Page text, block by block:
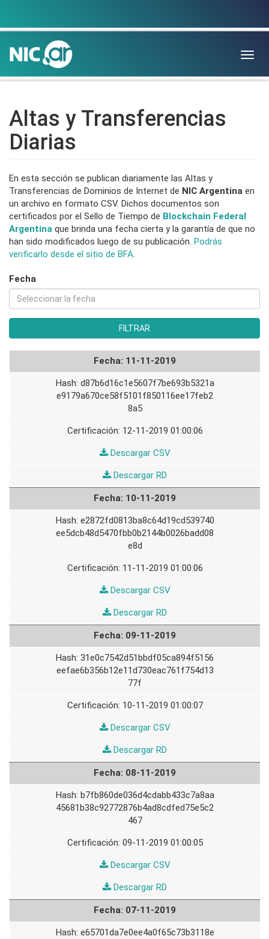
Altas y Transferencias
Diarias
En esta sección se publican diariamente las Altas y
Transferencias de Dominios de Internet de NIC Argentina en
un archivo en formato CSV. Dichos documentos son
certificados por el Sello de Tiempo de Blockchain Federal
Argentina que brinda una fecha cierta y la garantía de que no
han sido modificados luego de su publicación. Podrás
verificarlo desde el sitio de BFA.
Fecha
11-11-2019
d87b6d16c1e5607f7be693b5321a
e9179a670ce58f5101f850116ee17feb2
8a5
12-11-2019 01:00:06
Descargar CSV11-
Descargar RD
11-
2019
10-11-2019
e2872fd0813ba8c64d19cd539740
ee5dcb48d5470fbb0b2144b0026badd08
e8d
11-11-2019 01:00:06
Descargar CSV10-
Descargar RD
11-
2019
09-11-2019
31e0c7542d51bbdf05ca894f5156
eefae6b356b12e11d730eac761f754d13
77f
10-11-2019 01:00:07
Descargar CSV09-
Descargar RD
11-
2019
08-11-2019
b7fb860de036d4cdabb433c7a8aa
45681b38c92772876b4ad8cdfed75e5c2
467
09-11-2019 01:00:05
Descargar CSV08-
Descargar RD
11-
2019
07-11-2019
e65701da7e0ee4a0f65c73b3118e